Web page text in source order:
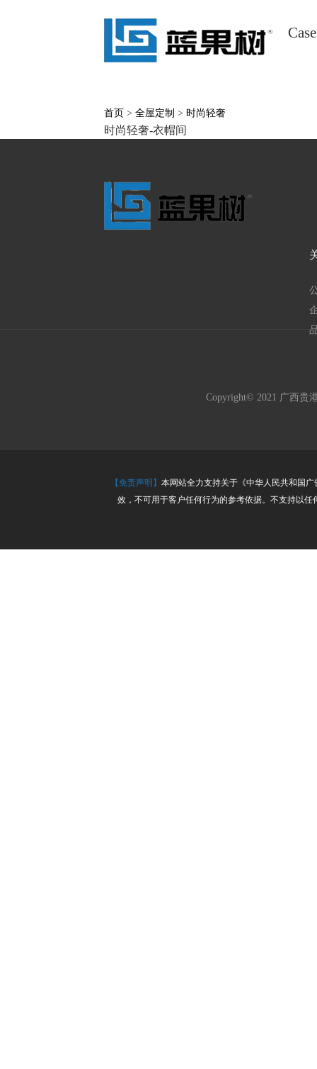
Case
首页 > 全屋定制 > 时尚轻奢
时尚轻奢-衣帽间
Copyright© 2021 广西
【免责声明】 本网站全力支持关于《中华人民共和国
效，不可用于客户任何行为的参考依据。不支持以